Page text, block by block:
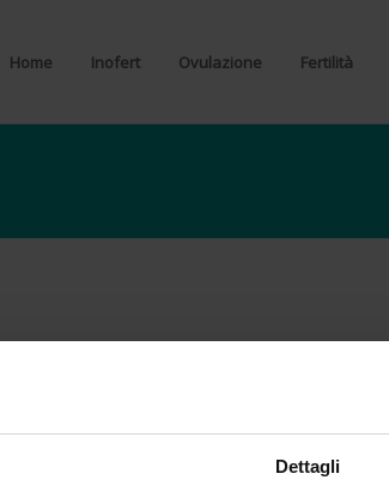
Dettagli
Home Inofert Ovulazione Fertilità